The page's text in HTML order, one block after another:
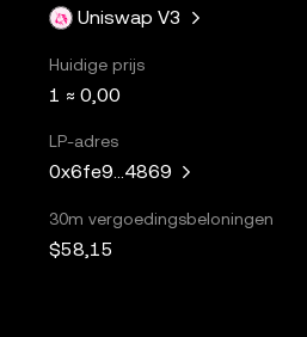
Uniswap V3
Huidige prijs
1 ≈ 0,00
LP-adres
0x6fe9...4869
30m vergoedingsbeloningen
$58,15